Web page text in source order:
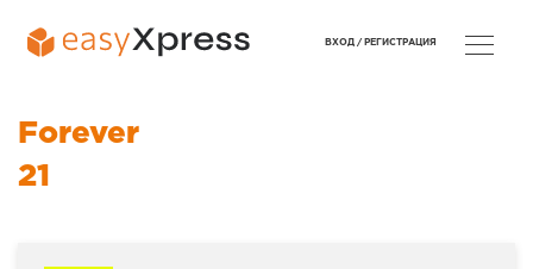
Forever
21
ВХОД / РЕГИСТРАЦИЯ